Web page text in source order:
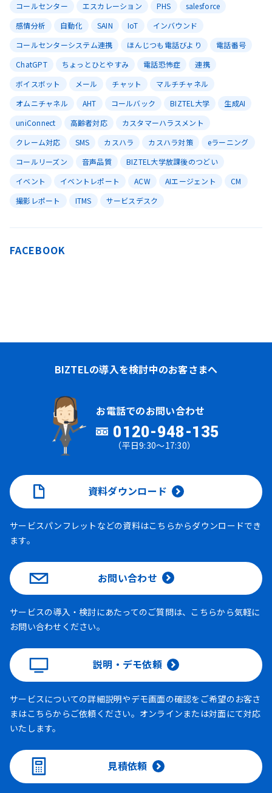
コールセンター
エスカレーション PHS
salesforce
感情分析
自動化 SAIN IoT
インバウンド
コールセンターシステム連携
ほんじつも電話びより
電話番号
ChatGPT
ちょっとひとやすみ 電話恐怖症
連携
ボイスボット
メール チャット
マルチチャネル
オムニチャネル
AHT コールバック BIZTEL大学
生成AI
uniConnect
高齢者対応
カスタマーハラスメント
クレーム対応
SMS カスハラ カスハラ対策
eラーニング
コールリーズン
音声品質
BIZTEL大学放課後のつどい
イベント
イベントレポート ACW AIエージェント
CM
撮影レポート
ITMS サービスデスク
FACEBOOK
BIZTELの導入を検討中のお客さまへ
お電話でのお問い合わせ
0120-948-135
（平日9:30～17:30）
資料ダウンロード
サービスパンフレットなどの資料はこちらからダウンロードでき
ます。
お問い合わせ
サービスの導入・検討にあたってのご質問は、こちらから気軽に
お問い合わせください。
説明・デモ依頼
サービスについての詳細説明やデモ画面の確認をご希望のお客さ
まはこちらからご依頼ください。オンラインまたは対面にて対応
いたします。
見積依頼